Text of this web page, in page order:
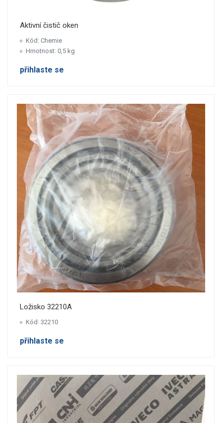
Aktivní čistič oken
Kód: Chemie
Hmotnost: 0,5 kg
přihlaste se
Ložisko 32210A
Kód: 32210
přihlaste se